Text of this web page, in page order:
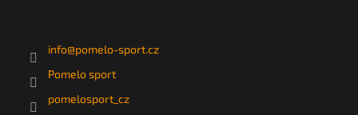
info@pomelo-sport.cz
Pomelo sport
pomelosport_cz